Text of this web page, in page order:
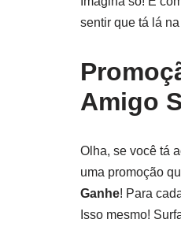
sentir que tá lá
Amigo
Olha, se você tá
uma promoção
Ganhe! Para
Isso mesmo!